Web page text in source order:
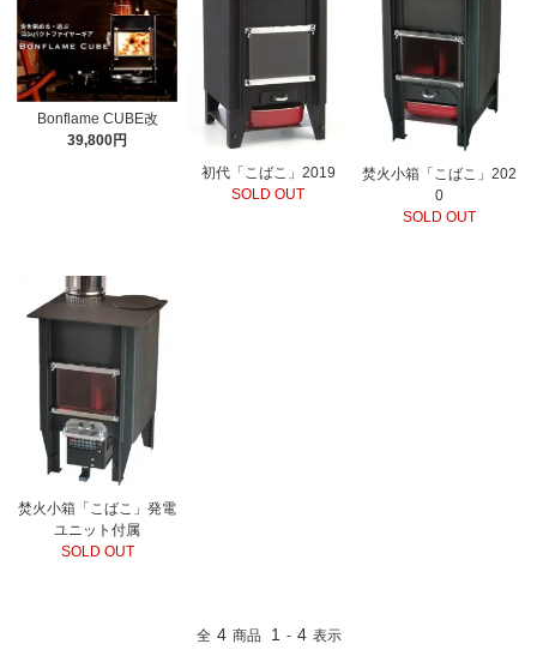
Bonflame CUBE改
39,800円
初代「こばこ」2019
SOLD OUT
焚火小箱「こばこ」202
0
SOLD OUT
焚火小箱「こばこ」発電
ユニット付属
SOLD OUT
全 4 商品 1 - 4 表示